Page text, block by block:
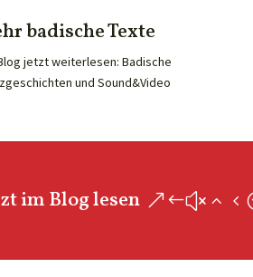
badische Texte
jetzt weiterlesen: Badische
und Sound&Video
im Blog lesen